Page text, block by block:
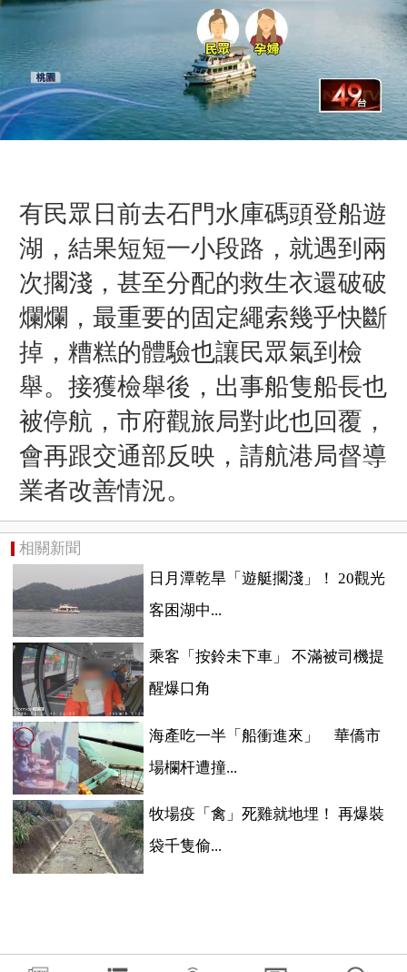
有民眾日前去石門水庫碼頭登船遊
湖，結果短短一小段路，就遇到兩
次擱淺，甚至分配的救生衣還破破
爛爛，最重要的固定繩索幾乎快斷
掉，糟糕的體驗也讓民眾氣到檢
舉。接獲檢舉後，出事船隻船長也
被停航，市府觀旅局對此也回覆，
會再跟交通部反映，請航港局督導
業者改善情況。
相關新聞
日月潭乾旱「遊艇擱淺」！ 20觀光
客困湖中...
乘客「按鈴未下車」 不滿被司機提
醒爆口角
海產吃一半「船衝進來」 華僑市
場欄杆遭撞...
牧場疫「禽」死雞就地埋！ 再爆裝
袋千隻偷...